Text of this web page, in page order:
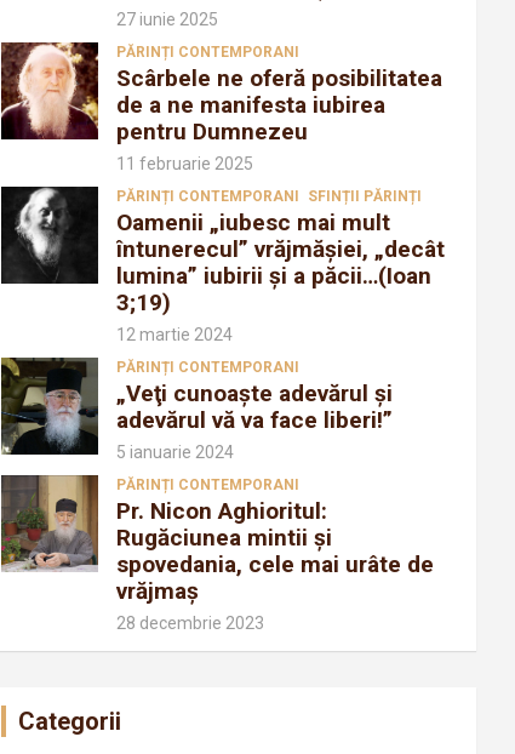
27 iunie 2025
PĂRINȚI CONTEMPORANI
Scârbele ne oferă posibilitatea
de a ne manifesta iubirea
pentru Dumnezeu
11 februarie 2025
PĂRINȚI CONTEMPORANI SFINȚII PĂRINȚI
Oamenii „iubesc mai mult
întunerecul” vrăjmăşiei, „decât
lumina” iubirii şi a păcii…(Ioan
3;19)
12 martie 2024
PĂRINȚI CONTEMPORANI
„Veţi cunoaşte adevărul şi
adevărul vă va face liberi!”
5 ianuarie 2024
PĂRINȚI CONTEMPORANI
Pr. Nicon Aghioritul:
Rugăciunea mintii și
spovedania, cele mai urâte de
vrăjmaș
28 decembrie 2023
Categorii